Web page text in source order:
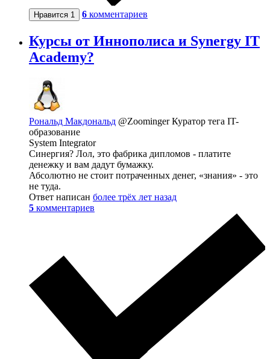
Нравится 1 6 комментариев
Курсы от Иннополиса и Synergy IT
Academy?
Рональд Макдональд @ZoomingerКуратор тега IT-
образование
System Integrator
Синергия? Лол, это фабрика дипломов - платите
денежку и вам дадут бумажку.
Абсолютно не стоит потраченных денег, «знания» - это
не туда.
Ответ написан более трёх лет назад
5 комментариев